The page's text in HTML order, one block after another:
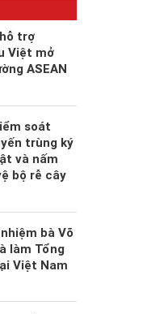
trợ
Việt mở
ASEAN
soát
trùng ký
và nấm
bộ rễ cây
bà Võ
làm Tổng
Việt Nam